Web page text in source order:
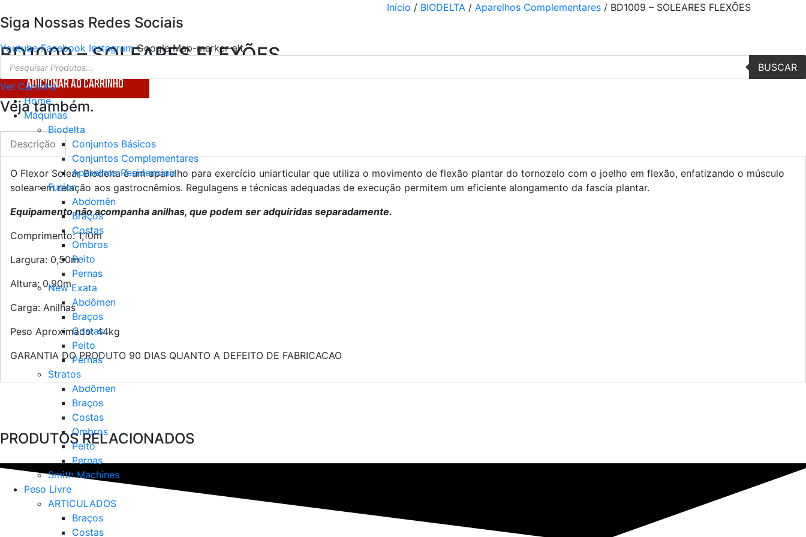
Siga Nossas Redes Sociais
Youtube Facebook Instagram Google Map-marker-alt
Pesquisar
produtos
BUSCAR
Ver Carrinho
Home
Máquinas
Biodelta
Conjuntos Básicos
Conjuntos Complementares
Aparelhos Residenciais
Fusion
Abdomên
Braços
Costas
Ombros
Peito
Pernas
New Exata
Abdômen
Braços
Costas
Peito
Pernas
Stratos
Abdômen
Braços
Costas
Ombros
Peito
Pernas
Smith Machines
Peso Livre
ARTICULADOS
Braços
Costas
Início / BIODELTA /Aparelhos Complementares / BD1009 – SOLEARES FLEXÕES
BD1009 – SOLEARES FLEXÕES
ADICIONAR AO CARRINHO
Veja também.
Descrição
O Flexor Solear Biodelta é um aparelho para exercício uniarticular que utiliza o movimento de flexão plantar do tornozelo com o joelho em flexão, enfatizando o músculo
solear em relação aos gastrocnêmios. Regulagens e técnicas adequadas de execução permitem um eficiente alongamento da fascia plantar.
Equipamento não acompanha anilhas, que podem ser adquiridas separadamente.
Comprimento: 1,10m
Largura: 0,50m
Altura: 0,90m
Carga: Anilhas
Peso Aproximado: 44kg
GARANTIA DO PRODUTO 90 DIAS QUANTO A DEFEITO DE FABRICACAO
PRODUTOS RELACIONADOS